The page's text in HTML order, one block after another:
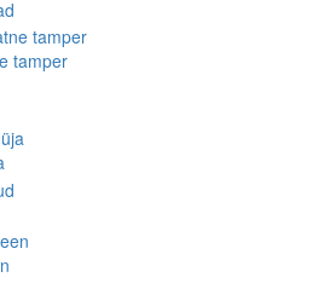
tamper